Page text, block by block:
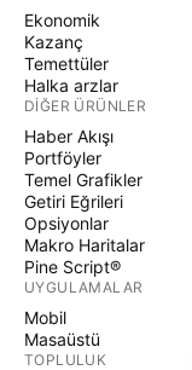
Ekonomik
Kazanç
Temettüler
Halka arzlar
DIĞER ÜRÜNLER
Haber Akışı
Portföyler
Temel Grafikler
Getiri Eğrileri
Opsiyonlar
Makro Haritalar
Pine Script®
UYGULAMALAR
Mobil
Masaüstü
TOPLULUK